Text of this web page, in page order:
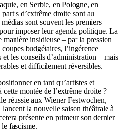
en Serbie, en Pologne, en
d’extrême droite sont au
sont souvent les premiers
imposer leur agenda politique. La
manière insidieuse – par la pression
budgétaires, l’ingérence
les conseils d’administration – mais
et difficilement réversibles.
en tant qu’artistes et
montée de l’extrême droite ?
réussie aux Wiener Festwochen,
la nouvelle saison théâtrale à
présente en primeur son dernier
fascisme.